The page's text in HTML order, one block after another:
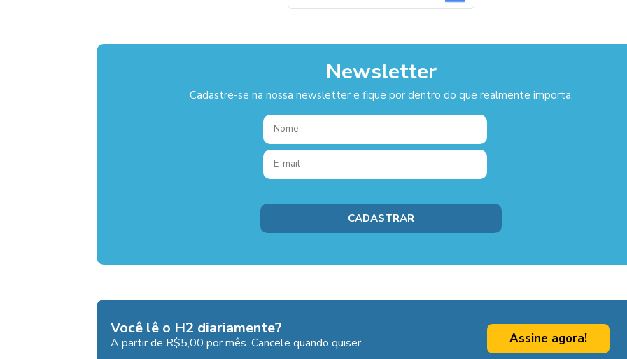
Newsletter
Cadastre-se na nossa newsletter e fique por dentro do que realmente importa.
Você lê o H2 diariamente?
A partir de R$5,00 por mês. Cancele quando quiser. Assine agora!